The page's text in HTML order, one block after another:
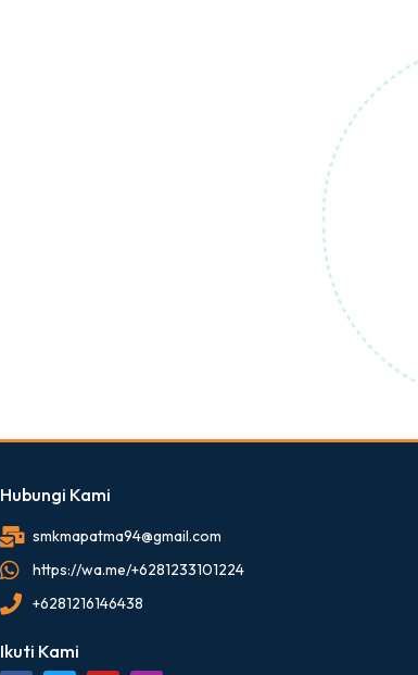
Hubungi Kami
smkmapatma94@gmail.com
https://wa.me/+6281233101224
+6281216146438
Ikuti Kami